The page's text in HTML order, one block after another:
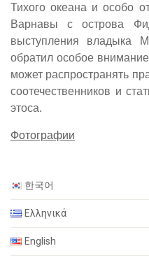
Тихого океана и особо
Варнавы с острова
выступления владыка
обратил особое
может распространять
соотечественников и
этоса.
Фотографии
한국어
Ελληνικά
English